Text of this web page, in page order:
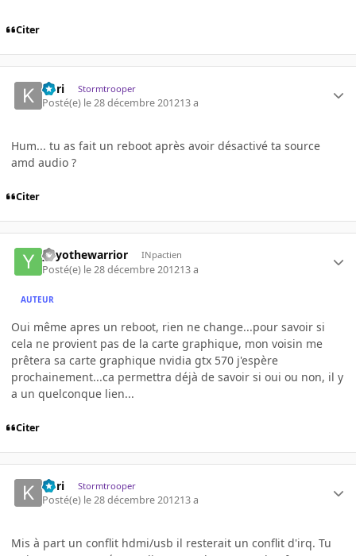
Citer
Kori Stormtrooper
Posté(e) le 28 décembre 201213 a
Hum... tu as fait un reboot après avoir désactivé ta source
amd audio ?
Citer
yoyothewarrior INpactien
Posté(e) le 28 décembre 201213 a
AUTEUR
Oui même apres un reboot, rien ne change...pour savoir si
cela ne provient pas de la carte graphique, mon voisin me
prêtera sa carte graphique nvidia gtx 570 j'espère
prochainement...ca permettra déjà de savoir si oui ou non, il y
a un quelconque lien...
Citer
Kori Stormtrooper
Posté(e) le 28 décembre 201213 a
Mis à part un conflit hdmi/usb il resterait un conflit d'irq. Tu